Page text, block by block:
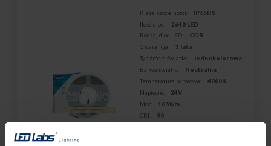
Klasa szczelności:
IP65HS
Ilość diod:
2640 LED
Rodzaj diod LED:
COB
Gwarancja:
3 lata
Typ źródła światła:
Jednokolorowe
Barwa światła:
Neutralna
Temperatura barwowa:
4000K
Napięcie:
24V
Moc:
10 W/m
CRI:
90